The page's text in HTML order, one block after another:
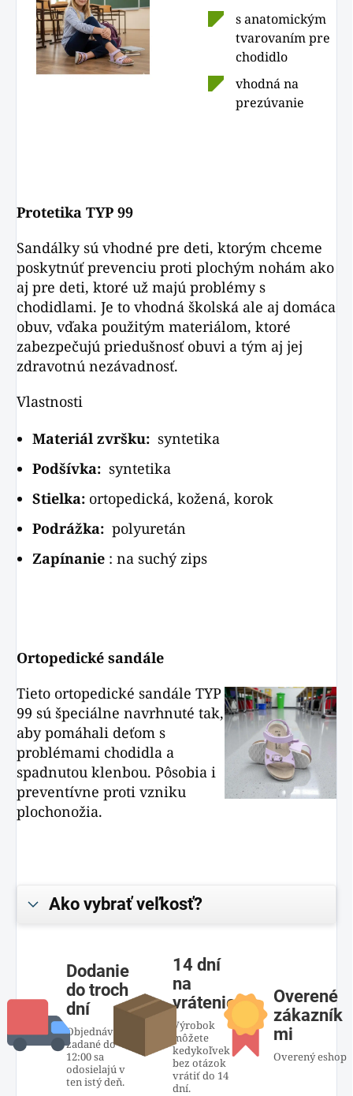
s anatomickým
tvarovaním pre
chodidlo
vhodná na
prezúvanie
Protetika TYP 99
Sandálky sú vhodné pre deti, ktorým chceme
poskytnúť prevenciu proti plochým nohám ako
aj pre deti, ktoré už majú problémy s
chodidlami. Je to vhodná školská ale aj domáca
obuv, vďaka použitým materiálom, ktoré
zabezpečujú priedušnosť obuvi a tým aj jej
zdravotnú nezávadnosť.
Vlastnosti
Materiál zvršku: syntetika
Podšívka: syntetika
Stielka: ortopedická, kožená, korok
Podrážka: polyuretán
Zapínanie : na suchý zips
Ortopedické sandále
Tieto ortopedické sandále TYP
99 sú špeciálne navrhnuté tak,
aby pomáhali deťom s
problémami chodidla a
spadnutou klenbou. Pôsobia i
preventívne proti vzniku
plochonožia.
Ako vybrať veľkosť?
Dodanie
do troch
dní
Objednávky
zadané do
12:00 sa
odosielajú v
ten istý deň.
14 dní
na
vrátenie
Výrobok
môžete
kedykoľvek
bez otázok
vrátiť do 14
dní.
Overené
zákazník
mi
Overený eshop